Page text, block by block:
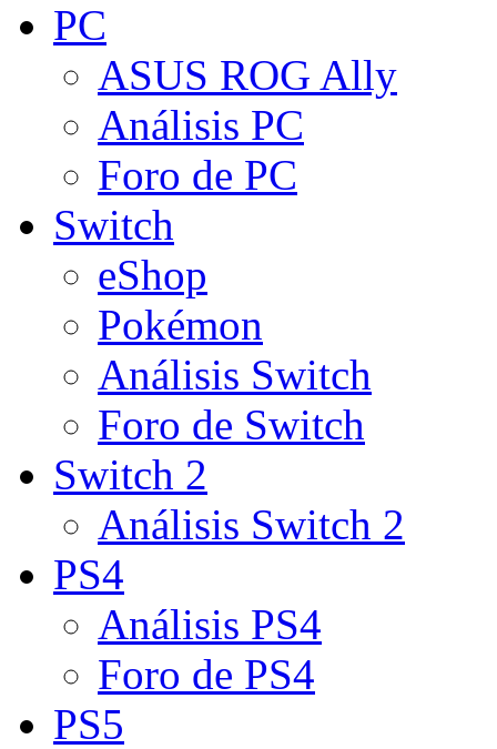
PC
ASUS ROG Ally
Análisis PC
Foro de PC
Switch
eShop
Pokémon
Análisis Switch
Foro de Switch
Switch 2
Análisis Switch 2
PS4
Análisis PS4
Foro de PS4
PS5